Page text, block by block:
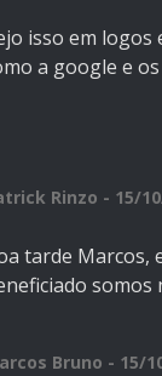
isso em logos
a google e
Rinzo - 15/
tarde Marcos,
somos
Bruno - 15/